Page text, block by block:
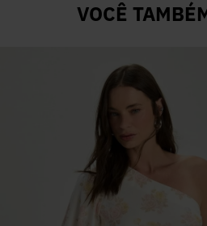
VOCÊ